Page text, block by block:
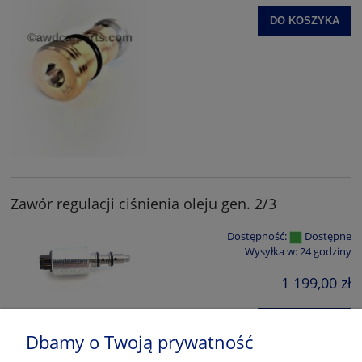
DO KOSZYKA
Zawór regulacji ciśnienia oleju gen. 2/3
Dostępność:
Dostępne
Wysyłka w:24 godziny
1 199,00 zł
Dbamy o Twoją prywatność